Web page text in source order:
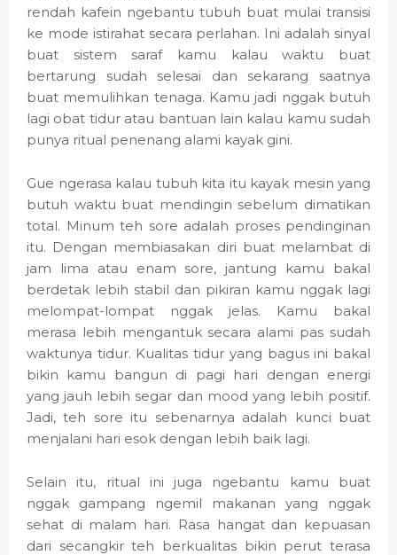
rendah kafein ngebantu tubuh buat mulai transisi
ke mode istirahat secara perlahan. Ini adalah sinyal
buat sistem saraf kamu kalau waktu buat
bertarung sudah selesai dan sekarang saatnya
buat memulihkan tenaga. Kamu jadi nggak butuh
lagi obat tidur atau bantuan lain kalau kamu sudah
punya ritual penenang alami kayak gini.
Gue ngerasa kalau tubuh kita itu kayak mesin yang
butuh waktu buat mendingin sebelum dimatikan
total. Minum teh sore adalah proses pendinginan
itu. Dengan membiasakan diri buat melambat di
jam lima atau enam sore, jantung kamu bakal
berdetak lebih stabil dan pikiran kamu nggak lagi
melompat-lompat nggak jelas. Kamu bakal
merasa lebih mengantuk secara alami pas sudah
waktunya tidur. Kualitas tidur yang bagus ini bakal
bikin kamu bangun di pagi hari dengan energi
yang jauh lebih segar dan mood yang lebih positif.
Jadi, teh sore itu sebenarnya adalah kunci buat
menjalani hari esok dengan lebih baik lagi.
Selain itu, ritual ini juga ngebantu kamu buat
nggak gampang ngemil makanan yang nggak
sehat di malam hari. Rasa hangat dan kepuasan
dari secangkir teh berkualitas bikin perut terasa